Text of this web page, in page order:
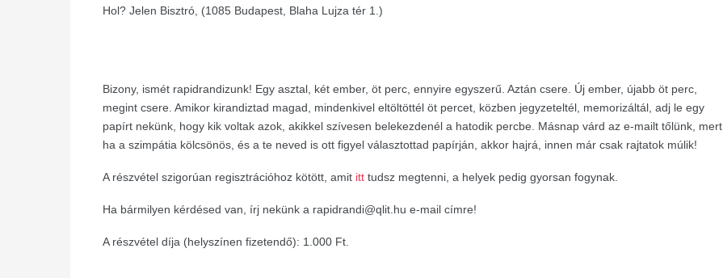
Hol? Jelen Bisztró, (1085 Budapest, Blaha Lujza tér 1.)
Bizony, ismét rapidrandizunk! Egy asztal, két ember, öt perc, ennyire egyszerű. Aztán csere. Új ember, újabb öt perc,
megint csere. Amikor kirandiztad magad, mindenkivel eltöltöttél öt percet, közben jegyzeteltél, memorizáltál, adj le egy
papírt nekünk, hogy kik voltak azok, akikkel szívesen belekezdenél a hatodik percbe. Másnap várd az e-mailt tőlünk, mert
ha a szimpátia kölcsönös, és a te neved is ott figyel választottad papírján, akkor hajrá, innen már csak rajtatok múlik!
A részvétel szigorúan regisztrációhoz kötött, amit itt tudsz megtenni, a helyek pedig gyorsan fogynak.
Ha bármilyen kérdésed van, írj nekünk a rapidrandi@qlit.hu e-mail címre!
A részvétel díja (helyszínen fizetendő): 1.000 Ft.